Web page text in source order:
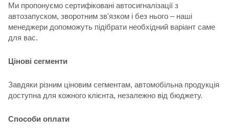
Ми пропонуємо сертифіковані автосигналізації з
автозапуском, зворотним зв'язком і без нього – наші
менеджери допоможуть підібрати необхідний варіант саме
для вас.
Цінові сегменти
Завдяки різним ціновим сегментам, автомобільна продукція
доступна для кожного клієнта, незалежно від бюджету.
Способи оплати